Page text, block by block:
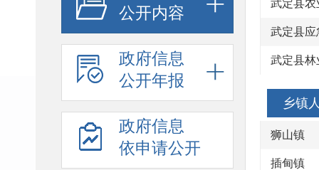
公开内容
政府信息
公开年报
政府信息
依申请公开
武定县农
武定县应
武定县林
乡镇
狮山镇
插甸镇